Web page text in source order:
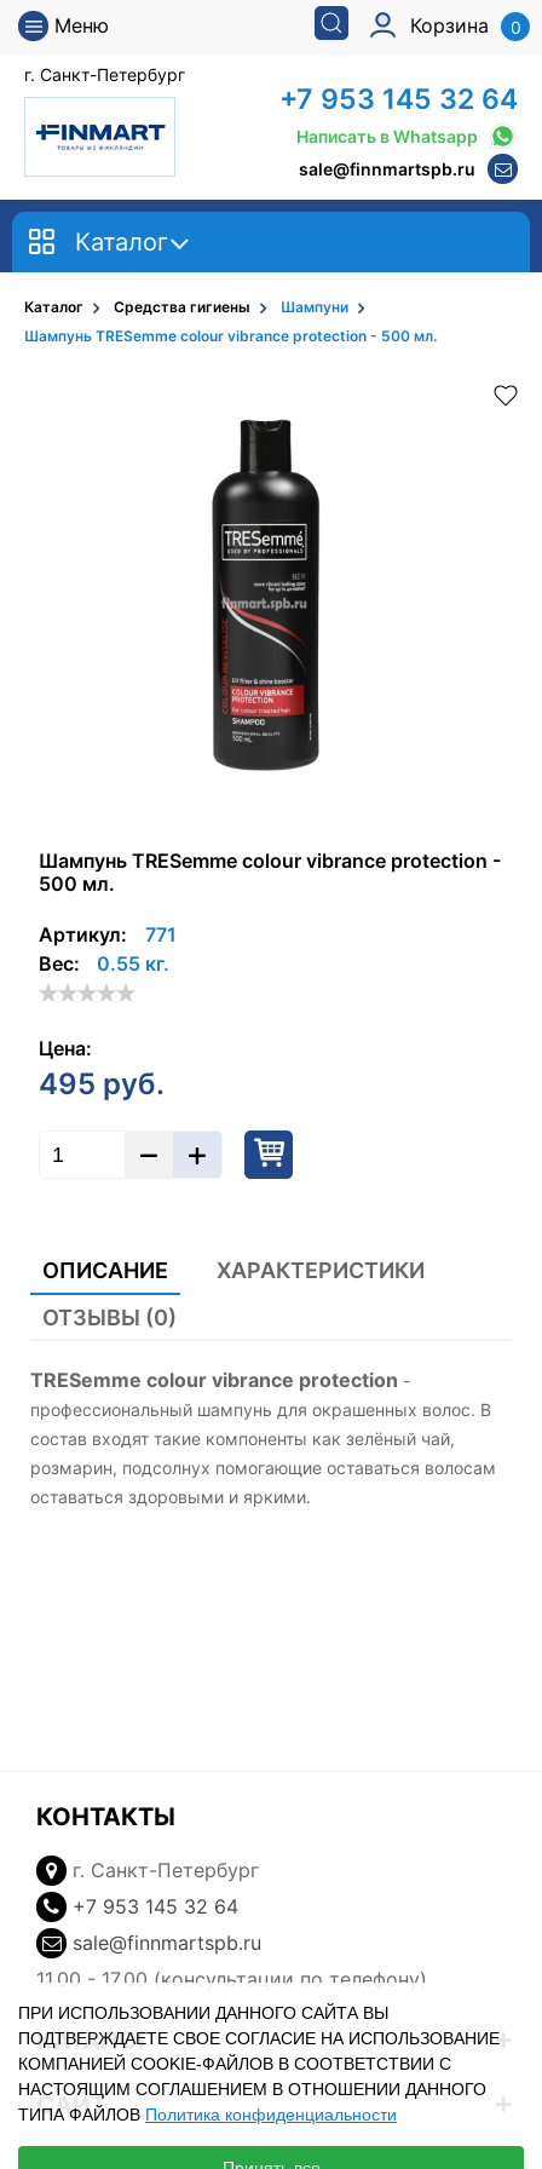
Меню
г. Санкт-Петербург
Корзина 0
+7 953 145 32 64
Написать в Whatsapp
sale@finnmartspb.ru
Каталог
Каталог Средства гигиены
Шампуни
Шампунь TRESemme colour vibrance protection - 500 мл.
Шампунь TRESemme colour vibrance protection -
500 мл.
Артикул:
771
Вес:
0.55 кг.
Цена:
495 руб.
ОПИСАНИЕ
ХАРАКТЕРИСТИКИ
ОТЗЫВЫ (0)
TRESemme colour vibrance protection -
профессиональный шампунь для окрашенных волос. В
состав входят такие компоненты как зелёный чай,
розмарин, подсолнух помогающие оставаться волосам
оставаться здоровыми и яркими.
КОНТАКТЫ
г. Санкт-Петербург
+7 953 145 32 64
sale@finnmartspb.ru
11.00 - 17.00 (консультации по телефону)
КАТАЛОГ
САЙТ
ПРИ ИСПОЛЬЗОВАНИИ ДАННОГО САЙТА ВЫ
ПОДТВЕРЖДАЕТЕ СВОЕ СОГЛАСИЕ НА ИСПОЛЬЗОВАНИЕ
КОМПАНИЕЙ COOKIE-ФАЙЛОВ В СООТВЕТСТВИИ С
НАСТОЯЩИМ СОГЛАШЕНИЕМ В ОТНОШЕНИИ ДАННОГО
ТИПА ФАЙЛОВ Политика конфиденциальности